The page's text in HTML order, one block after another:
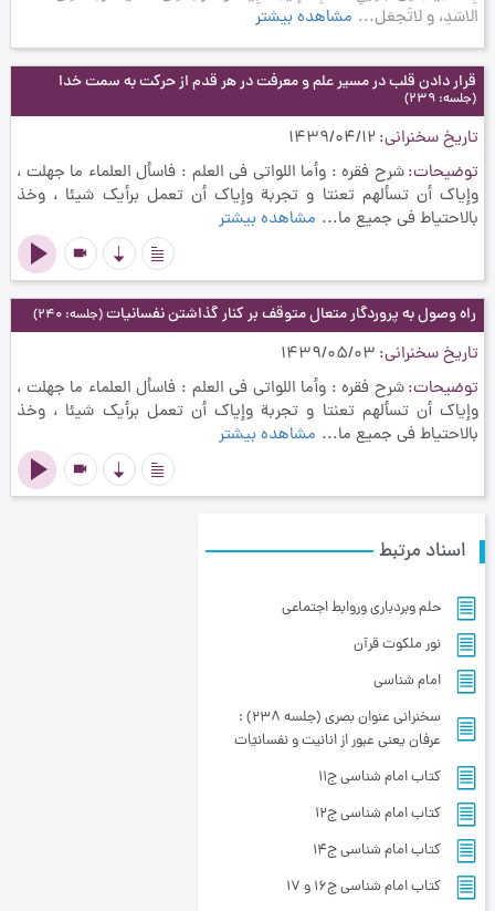
الاسَدِ، و لاتَجعَل... مشاهده بیشتر
قرار دادن قلب در مسیر علم و معرفت در هر قدم از حرکت به سمت خدا
(جلسه: 239)
videocam
تاریخ سخنرانی 1439/04/12
توضیحات شرح فقره :‌ وأما اللواتی فی العلم : فاسأل العلماء ما جهلت ،
وإیاک أن تسألهم تعنتا و تجربة وإیاک أن تعمل برأیک شیئا ، وخذ
بالاحتیاط فی جمیع ما... مشاهده بیشتر
راه وصول به پروردگار متعال متوقف بر کنار گذاشتن نفسانیات(جلسه: 240)
videocam
تاریخ سخنرانی 1439/05/03
توضیحات شرح فقره :‌ وأما اللواتی فی العلم : فاسأل العلماء ما جهلت ،
وإیاک أن تسألهم تعنتا و تجربة وإیاک أن تعمل برأیک شیئا ، وخذ
بالاحتیاط فی جمیع ما... مشاهده بیشتر
اسناد مرتبط
حلم وبردباری وروابط اجتماعی
نور ملکوت قرآن
امام شناسی
سخنراني عنوان بصري (جلسه 238) :
عرفان یعنی عبور از انانیت و نفسانیّات
کتاب امام شناسی ج11
کتاب امام شناسی ج12
کتاب امام شناسی ج14
کتاب امام شناسی ج16 و 17